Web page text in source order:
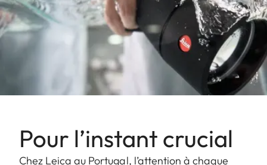
Pour l’instant crucial
Chez Leica au Portugal, l’attention à chaque